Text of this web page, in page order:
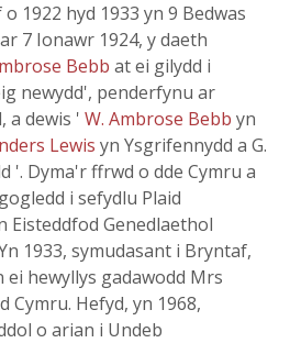
1922 hyd 1933 yn 9 Bedwas
7 Ionawr 1924, y daeth
Bebb at ei gilydd i
newydd', penderfynu ar
a dewis ' W. Ambrose Bebb yn
Lewis yn Ysgrifennydd a G.
'. Dyma'r ffrwd o dde Cymru a
i sefydlu Plaid
Eisteddfod Genedlaethol
1933, symudasant i Bryntaf,
ei hewyllys gadawodd Mrs
Cymru. Hefyd, yn 1968,
o arian i Undeb